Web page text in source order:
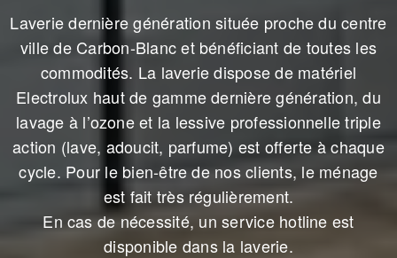
Laverie dernière génération située proche du centre
ville de Carbon-Blanc et bénéficiant de toutes les
commodités. La laverie dispose de matériel
Electrolux haut de gamme dernière génération, du
lavage à l’ozone et la lessive professionnelle triple
action (lave, adoucit, parfume) est offerte à chaque
cycle. Pour le bien-être de nos clients, le ménage
est fait très régulièrement.
En cas de nécessité, un service hotline est
disponible dans la laverie.